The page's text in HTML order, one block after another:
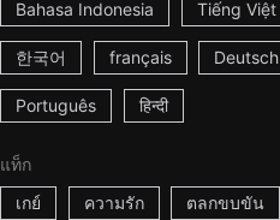
Bahasa Indonesia Tiếng Việt
한국어 français Deutsch
Português हिन्दी
แท็ก
เกย์
ความรัก ตลกขบขัน